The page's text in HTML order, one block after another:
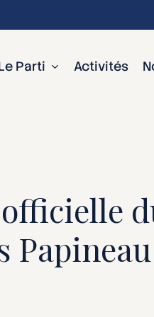
Parti Activités
Papineau